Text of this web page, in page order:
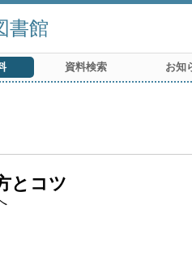
書館
資料検索 お知
とコツ